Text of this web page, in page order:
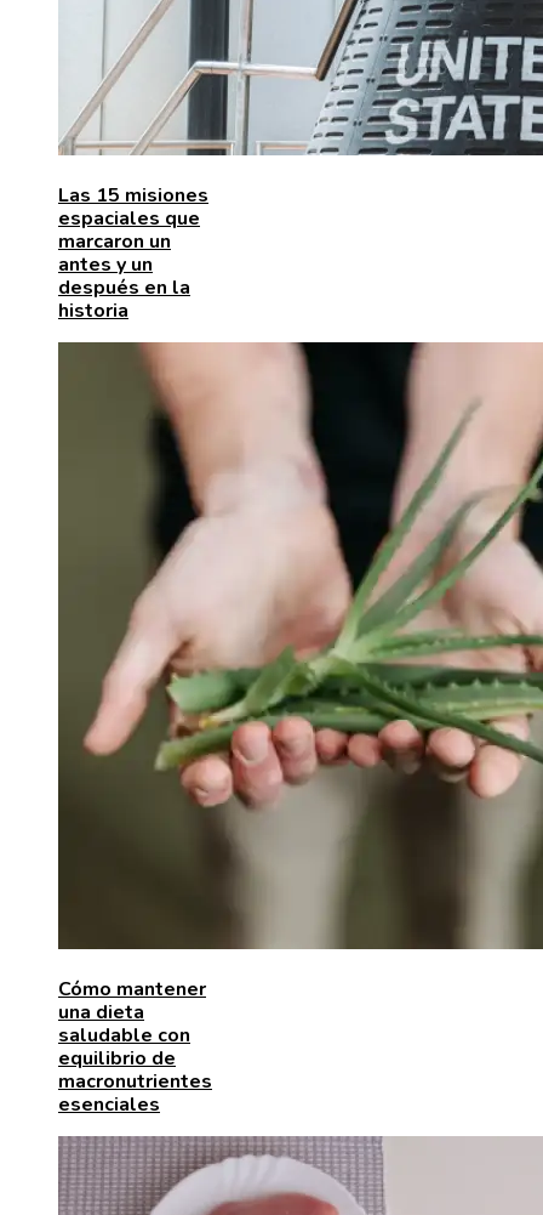
Las 15 misiones
espaciales que
marcaron un
antes y un
después en la
historia
Cómo mantener
una dieta
saludable con
equilibrio de
macronutrientes
esenciales